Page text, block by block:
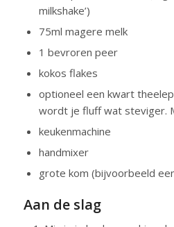
milkshake’)
75ml magere melk
1 bevroren peer
kokos flakes
optioneel een kwart
wordt je fluff wat steviger.
keukenmachine
handmixer
grote kom (bijvoorbeeld
Aan de slag